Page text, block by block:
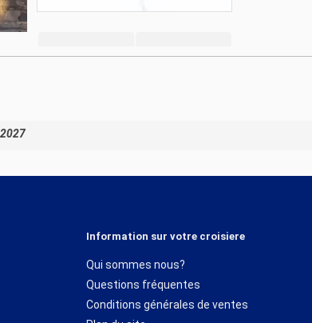
Information sur votre croisiere
Qui sommes nous?
Questions fréquentes
Conditions générales de ventes